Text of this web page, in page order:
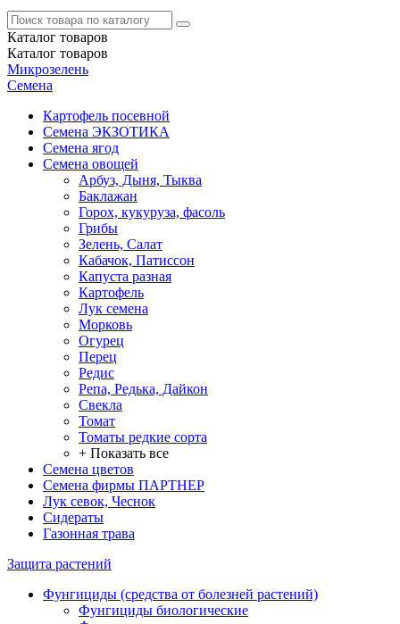
Каталог товаров
Каталог товаров
Микрозелень
Семена
Картофель посевной
Семена ЭКЗОТИКА
Семена ягод
Семена овощей
Арбуз, Дыня, Тыква
Баклажан
Горох, кукуруза, фасоль
Грибы
Зелень, Салат
Кабачок, Патиссон
Капуста разная
Картофель
Лук семена
Морковь
Огурец
Перец
Редис
Репа, Редька, Дайкон
Свекла
Томат
Томаты редкие сорта
+ Показать все
Семена цветов
Семена фирмы ПАРТНЕР
Лук севок, Чеснок
Сидераты
Газонная трава
Защита растений
Фунгициды (средства от болезней растений)
Фунгициды биологические